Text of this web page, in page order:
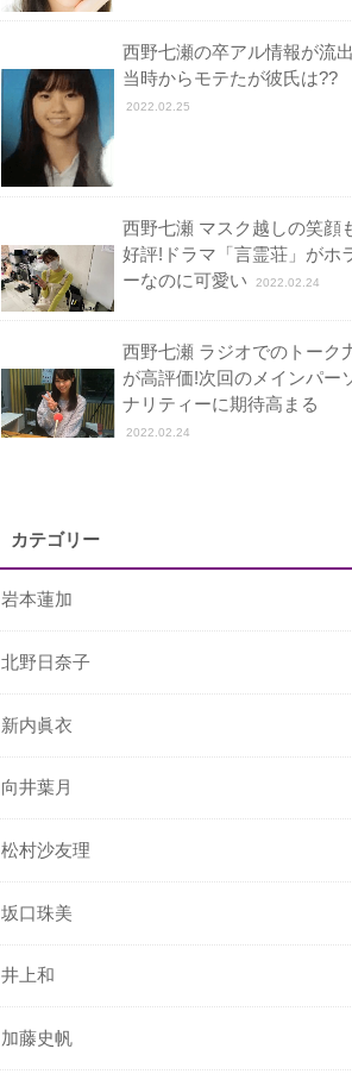
西野七瀬の卒アル情報が流
当時からモテたが彼氏は??
2022.02.25
西野七瀬 マスク越しの笑顔
好評!ドラマ「言霊荘」がホ
ーなのに可愛い
2022.02.24
西野七瀬 ラジオでのトーク
が高評価!次回のメインパー
ナリティーに期待高まる
2022.02.24
カテゴリー
岩本蓮加
北野日奈子
新内眞衣
向井葉月
松村沙友理
坂口珠美
井上和
加藤史帆